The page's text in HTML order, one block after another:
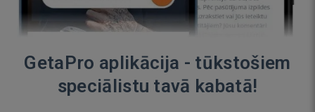
GetaPro aplikācija - tūkstošiem
speciālistu tavā kabatā!